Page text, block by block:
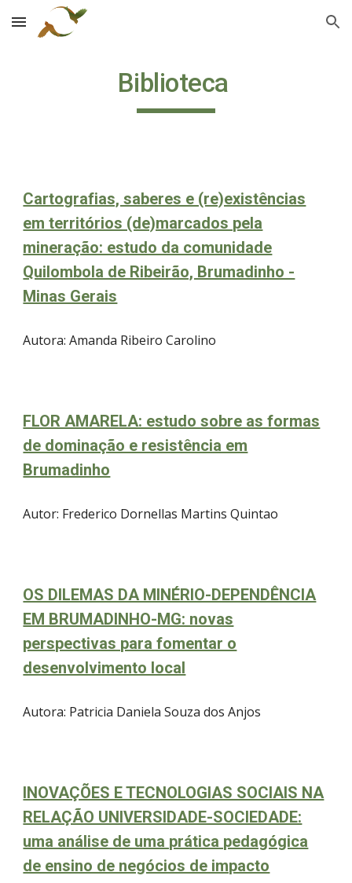
Skip to main content Skip to navigation
Biblioteca
Cartografias, saberes e (re)existências
em territórios (de)marcados pela
mineração: estudo da comunidade
Quilombola de Ribeirão, Brumadinho -
Minas Gerais
Autora: Amanda Ribeiro Carolino
FLOR AMARELA: estudo sobre as formas
de dominação e resistência em
Brumadinho
Autor: Frederico Dornellas Martins Quintao
OS DILEMAS DA MINÉRIO-DEPENDÊNCIA
EM BRUMADINHO-MG: novas
perspectivas para fomentar o
desenvolvimento local
Autora: Patricia Daniela Souza dos Anjos
INOVAÇÕES E TECNOLOGIAS SOCIAIS NA
RELAÇÃO UNIVERSIDADE-SOCIEDADE:
uma análise de uma prática pedagógica
de ensino de negócios de impacto